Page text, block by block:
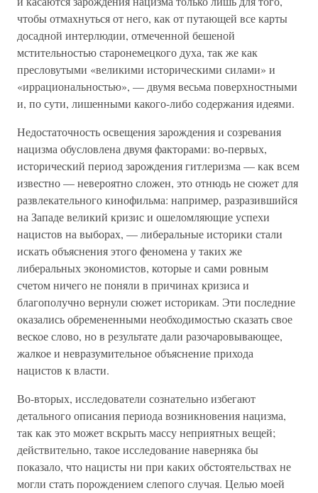
чтобы отмахнуться от него, как от путающей все карты
досадной интерлюдии, отмеченной бешеной
мстительностью старонемецкого духа, так же как
пресловутыми «великими историческими силами» и
«иррациональностью», — двумя весьма поверхностными
и, по сути, лишенными какого-либо содержания идеями.
Недостаточность освещения зарождения и созревания
нацизма обусловлена двумя факторами: во-первых,
исторический период зарождения гитлеризма — как всем
известно — невероятно сложен, это отнюдь не сюжет для
развлекательного кинофильма: например, разразившийся
на Западе великий кризис и ошеломляющие успехи
нацистов на выборах, — либеральные историки стали
искать объяснения этого феномена у таких же
либеральных экономистов, которые и сами ровным
счетом ничего не поняли в причинах кризиса и
благополучно вернули сюжет историкам. Эти последние
оказались обремененными необходимостью сказать свое
веское слово, но в результате дали разочаровывающее,
жалкое и невразумительное объяснение прихода
нацистов к власти.
Во-вторых, исследователи сознательно избегают
детального описания периода возникновения нацизма,
так как это может вскрыть массу неприятных вещей;
действительно, такое исследование наверняка бы
показало, что нацисты ни при каких обстоятельствах не
могли стать порождением слепого случая. Целью моей